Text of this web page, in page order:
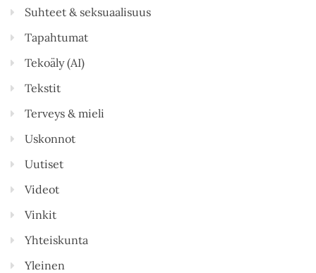
Suhteet & seksuaalisuus
Tapahtumat
Tekoäly (AI)
Tekstit
Terveys & mieli
Uskonnot
Uutiset
Videot
Vinkit
Yhteiskunta
Yleinen